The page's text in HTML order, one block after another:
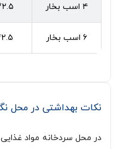
۴ اسب بخار
۶ اسب بخار
نکات بهداشتی در محل
در محل سردخانه مواد